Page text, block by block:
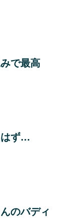
で最高
はず…
のバディ